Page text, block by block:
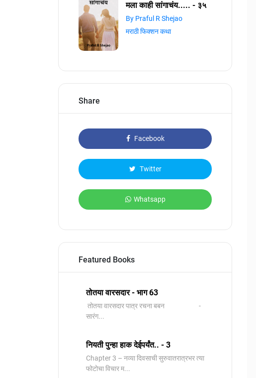
मला काही सांगाचंय..... - ३५
By Praful R Shejao
मराठी फिक्शन कथा
Share
Facebook
Twitter
Whatsapp
Featured Books
तोतया वारसदार - भाग 63
तोतया वारसदार पात्र रचना बबन -
सारंग...
नियती पुन्हा हाक देईपर्यंत.. - 3
Chapter 3 – नव्या दिवसाची सुरुवातरात्रभर त्या
फोटोचा विचार म...